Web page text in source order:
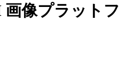
画像プラットフ